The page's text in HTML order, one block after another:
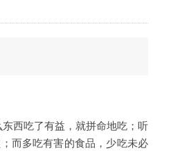
西吃了有益，就拼命地吃；听
而多吃有害的食品，少吃未必